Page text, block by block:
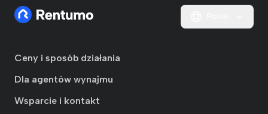
Ceny i sposób działania
Dla agentów wynajmu
Wsparcie i kontakt